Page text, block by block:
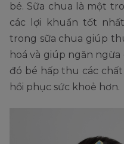
bé. Sữa chua là một
các lợi khuẩn tốt
trong sữa chua giúp
hoá và giúp ngăn
đó bé hấp thu các
hồi phục sức khoẻ hơn.